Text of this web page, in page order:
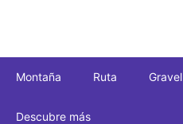
Montaña Ruta Gravel
Descubre más